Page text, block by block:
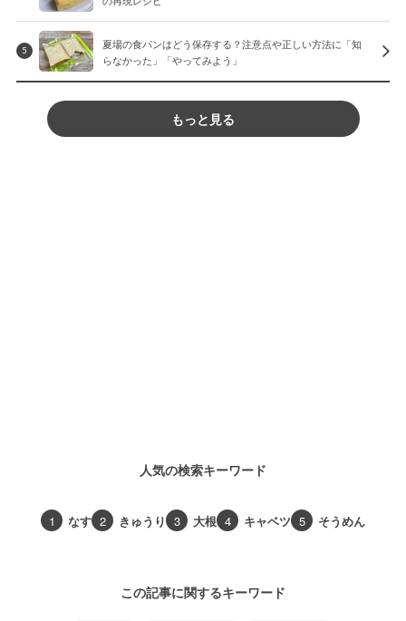
5
夏場の食パンはどう保存する？注意点や正しい方法に「知
らなかった」「やってみよう」
もっと見る
人気の検索キーワード
1 なす 2 きゅうり 3 大根 4 キャベツ 5 そうめん
この記事に関するキーワード